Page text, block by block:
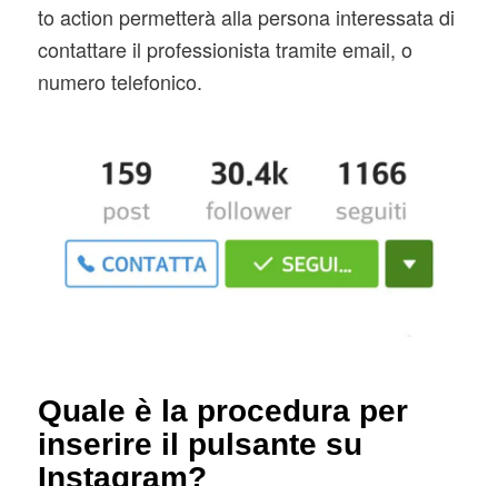
to action permetterà alla persona interessata di
contattare il professionista tramite email, o
numero telefonico.
Quale è la procedura per
inserire il pulsante su
Instagram?